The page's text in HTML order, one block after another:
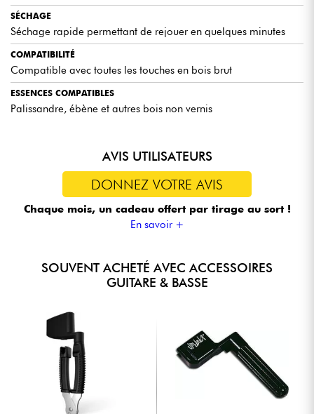
SÉCHAGE
Séchage rapide permettant de rejouer en quelques minutes
COMPATIBILITÉ
Compatible avec toutes les touches en bois brut
ESSENCES COMPATIBLES
Palissandre, ébène et autres bois non vernis
AVIS UTILISATEURS
DONNEZ VOTRE AVIS
Chaque mois, un cadeau offert par tirage au sort !
En savoir +
SOUVENT ACHETÉ AVEC ACCESSOIRES
GUITARE & BASSE